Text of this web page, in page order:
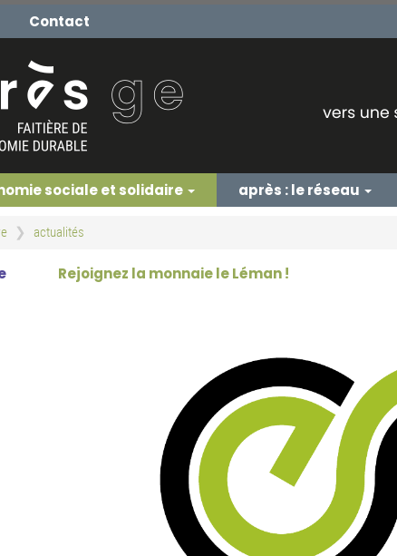
Contact
sociale et solidaire après : le réseau
actualités
Rejoignez la monnaie le Léman !